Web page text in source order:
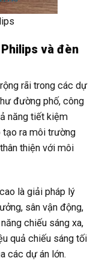
và đèn
rãi trong các dự
đường phố, công
năng tiết kiệm
tạo ra môi trường
thiện với môi
là giải pháp lý
sân vận động,
chiếu sáng xa,
quả chiếu sáng tối
các dự án lớn.